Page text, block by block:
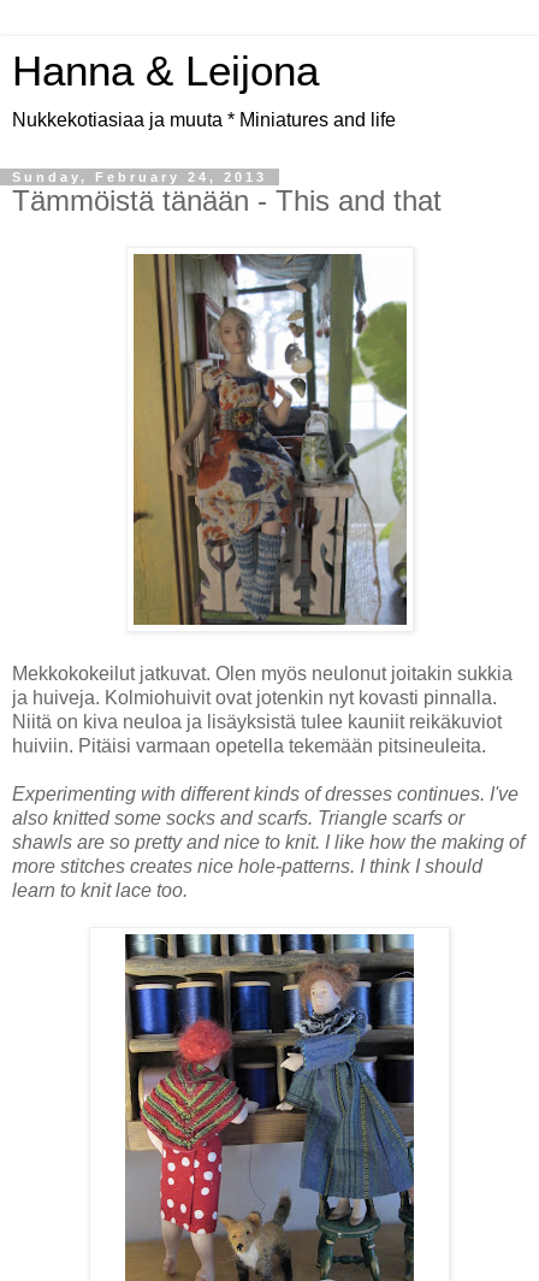
Hanna & Leijona
Nukkekotiasiaa ja muuta * Miniatures and life
Sunday, February 24, 2013
Tämmöistä tänään - This and that
Mekkokokeilut jatkuvat. Olen myös neulonut joitakin sukkia
ja huiveja. Kolmiohuivit ovat jotenkin nyt kovasti pinnalla.
Niitä on kiva neuloa ja lisäyksistä tulee kauniit reikäkuviot
huiviin. Pitäisi varmaan opetella tekemään pitsineuleita.
Experimenting with different kinds of dresses continues. I've
also knitted some socks and scarfs. Triangle scarfs or
shawls are so pretty and nice to knit. I like how the making of
more stitches creates nice hole-patterns. I think I should
learn to knit lace too.